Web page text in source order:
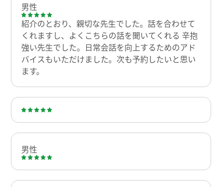
男性
紹介のとおり、親切な先生でした。話を合わせて
くれますし、よくこちらの話を聞いてくれる 辛抱
強い先生でした。日常会話を向上するためのアド
バイスもいただけました。次も予約したいと思い
ます。
男性